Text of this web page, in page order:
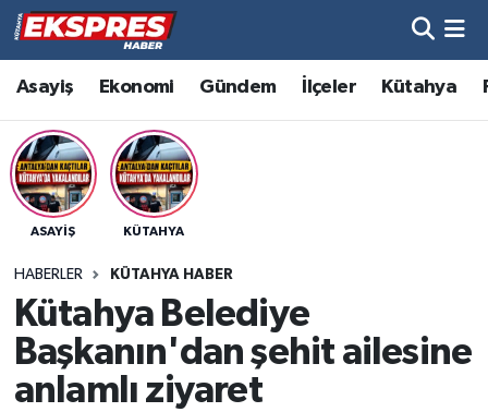
Asayiş Ekonomi Gündem İlçeler Kütahya
ASAYIŞ KÜTAHYA
HABERLER KÜTAHYA HABER
Kütahya Belediye
Başkanın'dan şehit ailesine
anlamlı ziyaret
Altıntaş
Asayiş
Aslanapa
Bölge
Çavdarhisar
Hava Durumu
Trafik Durumu
Süper Lig Puan Durumu ve Fikstür
Son Dakika Haberleri
Haber Arşivi